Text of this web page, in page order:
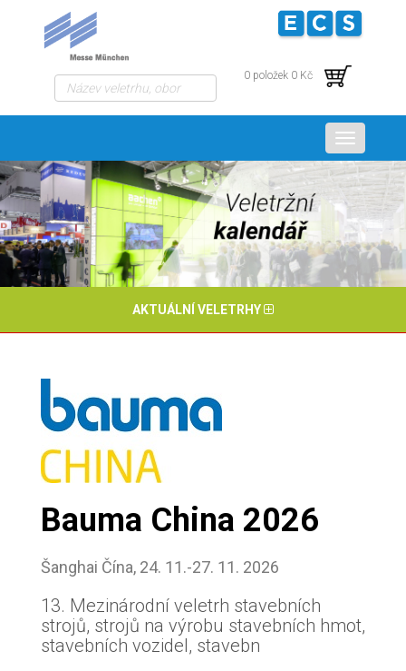
0 položek 0 Kč
Menu
AKTUÁLNÍ VELETRHY
Bauma China 2026
Šanghai Čína, 24. 11.-27. 11. 2026
13. Mezinárodní veletrh stavebních
strojů, strojů na výrobu stavebních hmot,
stavebních vozidel, stavebn